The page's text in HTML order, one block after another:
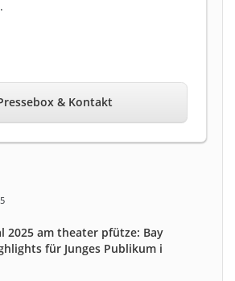
& Kontakt
2025 am theater pfütze: Bay
für Junges Publikum i